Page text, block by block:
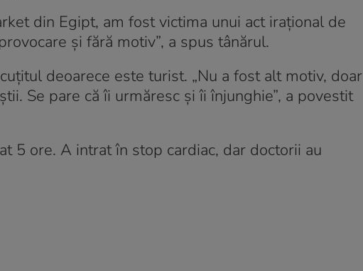
din Egipt, am fost victima unui act iraţional de
şi fără motiv”, a spus tânărul.
deoarece este turist. „Nu a fost alt motiv, doar
Se pare că îi urmăresc şi îi înjunghie”, a povestit
5 ore. A intrat în stop cardiac, dar doctorii au